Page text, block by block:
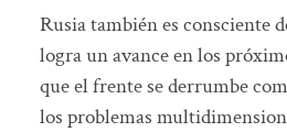
Rusia también es consciente
logra un avance en los
que el frente se derrumbe
los problemas